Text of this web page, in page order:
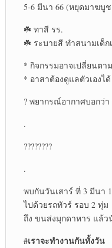
5-6 มีนา 66 (หยุดมาฆบู
☘️ ทาสี รร.
☘️ ระบายสี ทำสนามเด็
* กิจกรรมอาจเปลี่ยนตา
* อาสาต้องดูแลตัวเองไ
? พยากรณ์อากาศบอกว่
.
????????
.
พบกันวันเสาร์ ที่ 3 มีนา
ไปด้วยรถทัวร์ รอบ 2 ทุ่ม
ถึง ขนส่งมุกดาหาร แล้ว
#เราจะทำงานกันทั้งวัน